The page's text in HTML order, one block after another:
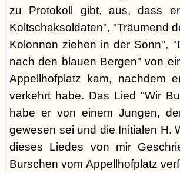
zu Protokoll gibt, aus, dass
Koltschaksoldaten", "Träumend
Kolonnen ziehen in der Sonn",
nach den blauen Bergen" von
Appellhofplatz kam, nachdem
verkehrt habe. Das Lied "Wir
habe er von einem Jungen,
gewesen sei und die Initialen H.
dieses Liedes von mir
Burschen vom Appellhofplatz